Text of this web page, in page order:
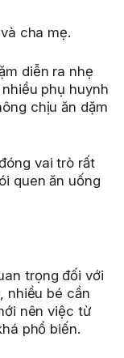
cha mẹ.
diễn ra nhẹ
phụ huynh
chịu ăn dặm
vai trò rất
quen ăn uống
trọng đối với
nhiều bé cần
nên việc từ
phổ biến.